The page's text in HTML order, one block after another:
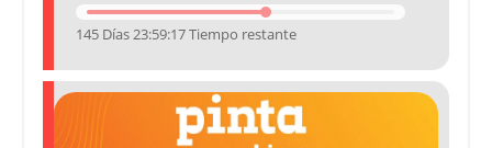
145 Días 23:59:17 Tiempo restante